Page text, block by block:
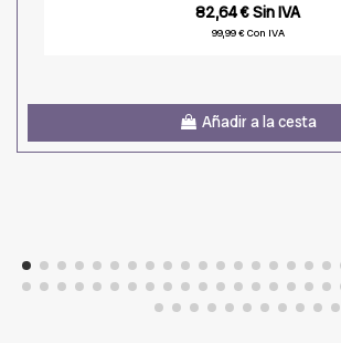
82,64 € Sin IVA
99,99 € Con IVA
Añadir a la cesta